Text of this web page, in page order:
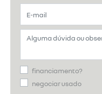
financiamento?
negociar usado